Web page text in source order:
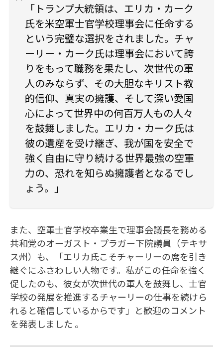
「トランプ大統領は、エリカ・カーク
氏を米空軍士官学校理事会に任命する
という完璧な選択をされました。チャ
ーリー・カーク氏は理事会において誇
りをもって職務を果たし、次世代の軍
人のみならず、その大胆なキリスト教
的信仰、真実の擁護、そして深い愛国
心によって世界中の何百万人もの人々
を鼓舞しました。エリカ・カーク氏は
彼の遺産を受け継ぎ、我が国を安全で
強く自由に守り続ける世界最強の空軍
力の、恐れを知らぬ擁護者となるでし
ょう。」
また、空軍士官学校卒業生で理事会議長を務める
共和党のオーガスト・プラガー下院議員（テキサ
ス州）も、「エリカ氏こそチャーリーの席を引き
継ぐにふさわしい人物です。私がこの任命を強く
促したのも、彼女が次世代の軍人を鼓舞し、士官
学校の発展を推進するチャーリーの仕事を続けら
れると確信しているからです」と歓迎のコメント
を発表しました 。